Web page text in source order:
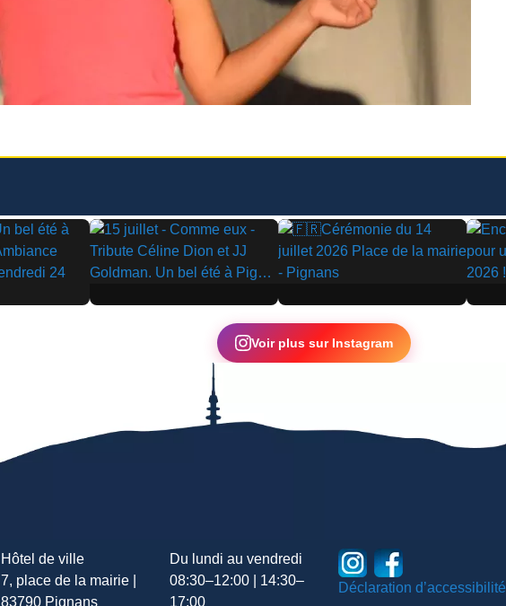
▶ ▶ ▶
Voir plus sur Instagram
Hôtel de ville
7, place de la mairie |
83790 Pignans
Du lundi au vendredi
08:30–12:00 | 14:30–
17:00
Déclaration d’accessibilité